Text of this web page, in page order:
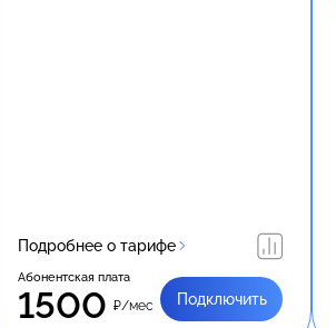
Подробнее о тарифе
Абонентская плата
1500 ₽/мес Подключить